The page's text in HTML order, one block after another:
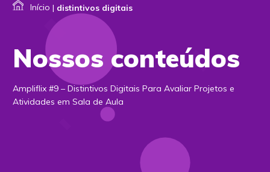
Início | distintivos digitais
Nossos conteúdos
Ampliflix #9 – Distintivos Digitais Para Avaliar Projetos e
Atividades em Sala de Aula